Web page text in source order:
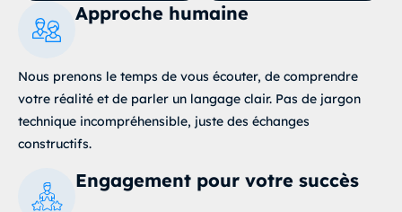
Approche humaine
Nous prenons le temps de vous écouter, de comprendre
votre réalité et de parler un langage clair. Pas de jargon
technique incompréhensible, juste des échanges
constructifs.
Engagement pour votre succès